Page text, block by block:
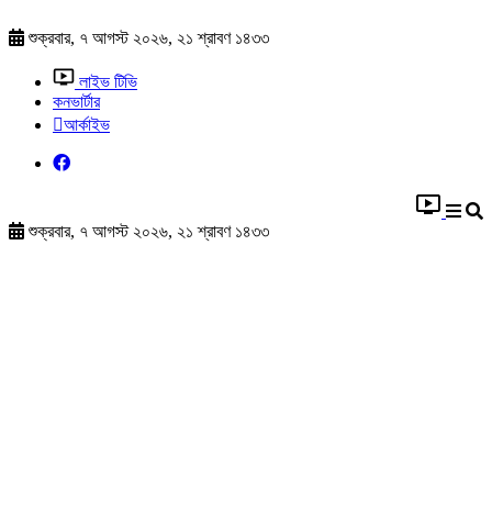
শুক্রবার, ৭ আগস্ট ২০২৬, ২১ শ্রাবণ ১৪৩৩
লাইভ টিভি
কনভার্টার
আর্কাইভ
শুক্রবার, ৭ আগস্ট ২০২৬, ২১ শ্রাবণ ১৪৩৩